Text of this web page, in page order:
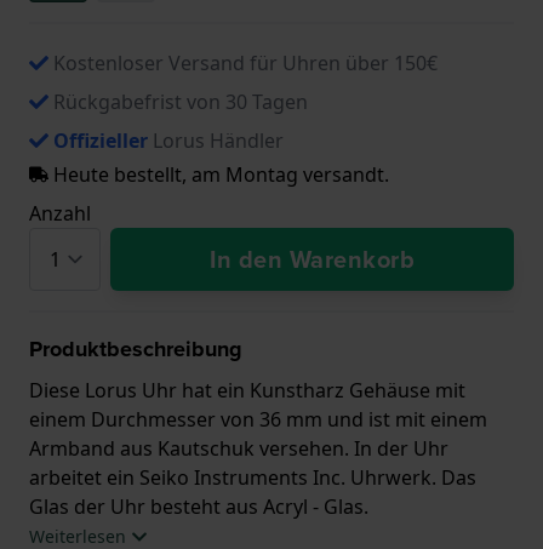
Kostenloser Versand für Uhren über 150€
Rückgabefrist von 30 Tagen
Offizieller Lorus Händler
Heute bestellt, am Montag versandt.
Anzahl
In den Warenkorb
Produktbeschreibung
Diese Lorus Uhr hat ein Kunstharz Gehäuse mit
einem Durchmesser von 36 mm und ist mit einem
Armband aus Kautschuk versehen. In der Uhr
arbeitet ein Seiko Instruments Inc. Uhrwerk. Das
Glas der Uhr besteht aus Acryl - Glas.
Weiterlesen